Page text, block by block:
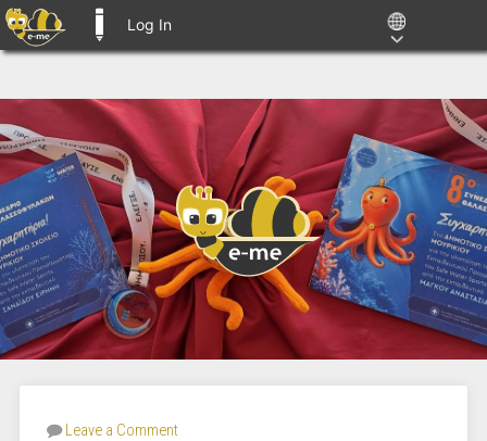
Log In
Leave a Comment